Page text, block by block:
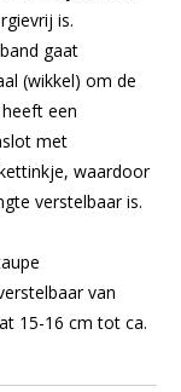
is.
gaat
(wikkel) om de
een
met
waardoor
verstelbaar is.
van
15-16 cm tot ca.